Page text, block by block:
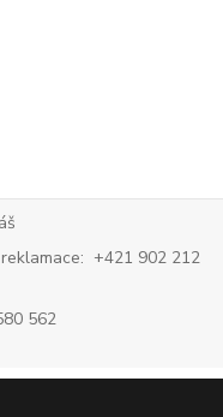
+421 902 212
562